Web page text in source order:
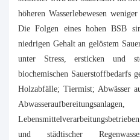
höheren Wasserlebewesen
Die Folgen eines hohen BSB
niedrigen Gehalt an gelöstem
unter Stress, ersticken und
biochemischen Sauerstoffbedarfs
Holzabfälle; Tiermist; Abwässer
und städtischer